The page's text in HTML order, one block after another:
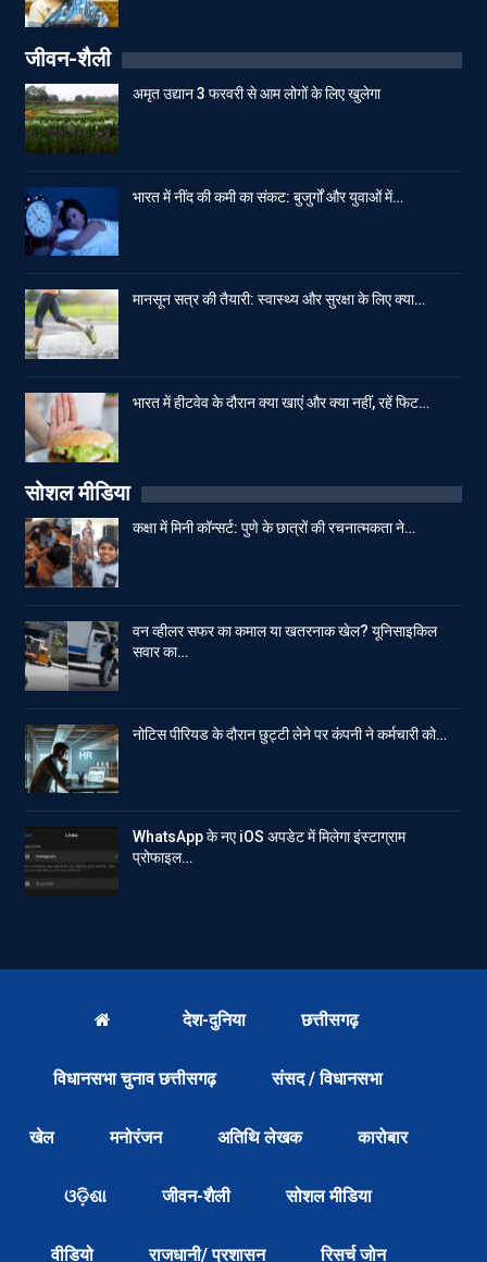
जीवन-शैली
अमृत उद्यान 3 फरवरी से आम लोगों के लिए खुलेगा
भारत में नींद की कमी का संकट: बुजुर्गों और युवाओं में…
मानसून सत्र की तैयारी: स्वास्थ्य और सुरक्षा के लिए क्या…
भारत में हीटवेव के दौरान क्या खाएं और क्या नहीं, रहें फिट…
सोशल मीडिया
कक्षा में मिनी कॉन्सर्ट: पुणे के छात्रों की रचनात्मकता ने…
वन व्हीलर सफर का कमाल या खतरनाक खेल? यूनिसाइकिल
सवार का…
नोटिस पीरियड के दौरान छुट्टी लेने पर कंपनी ने कर्मचारी को…
WhatsApp के नए iOS अपडेट में मिलेगा इंस्टाग्राम
प्रोफाइल…
देश-दुनिया छत्तीसगढ़
विधानसभा चुनाव छत्तीसगढ़ संसद / विधानसभा
खेल मनोरंजन अतिथि लेखक कारोबार
ଓଡ଼ିଶା जीवन-शैली सोशल मीडिया
वीडियो राजधानी/ प्रशासन रिसर्च जोन